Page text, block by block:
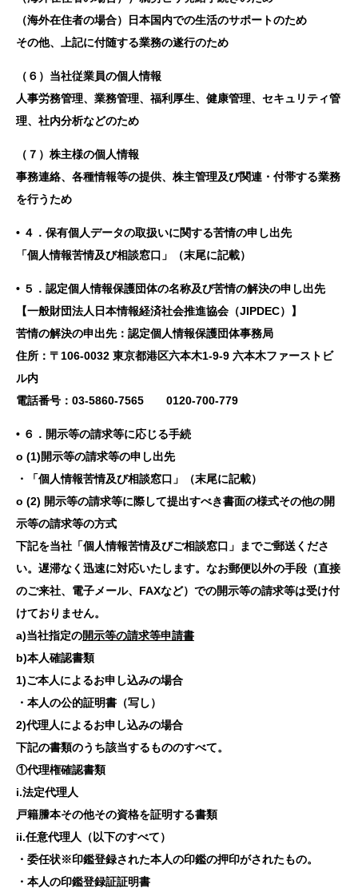
（海外在住者の場合）日本国内での生活のサポートのため
その他、上記に付随する業務の遂行のため
（６）当社従業員の個人情報
人事労務管理、業務管理、福利厚生、健康管理、セキュリティ管
理、社内分析などのため
（７）株主様の個人情報
事務連絡、各種情報等の提供、株主管理及び関連・付帯する業務
を行うため
• ４．保有個人データの取扱いに関する苦情の申し出先
「個人情報苦情及び相談窓口」（末尾に記載）
• ５．認定個人情報保護団体の名称及び苦情の解決の申し出先
【一般財団法人日本情報経済社会推進協会（JIPDEC）】
苦情の解決の申出先：認定個人情報保護団体事務局
住所：〒106-0032 東京都港区六本木1-9-9 六本木ファーストビ
ル内
電話番号：03-5860-7565 0120-700-779
• ６．開示等の請求等に応じる手続
o (1)開示等の請求等の申し出先
・「個人情報苦情及び相談窓口」（末尾に記載）
o (2) 開示等の請求等に際して提出すべき書面の様式その他の開
示等の請求等の方式
下記を当社「個人情報苦情及びご相談窓口」までご郵送くださ
い。遅滞なく迅速に対応いたします。なお郵便以外の手段（直接
のご来社、電子メール、FAXなど）での開示等の請求等は受け付
けておりません。
a)当社指定の開示等の請求等申請書
b)本人確認書類
1)ご本人によるお申し込みの場合
・本人の公的証明書（写し）
2)代理人によるお申し込みの場合
下記の書類のうち該当するもののすべて。
①代理権確認書類
i.法定代理人
戸籍謄本その他その資格を証明する書類
ii.任意代理人（以下のすべて）
・委任状※印鑑登録された本人の印鑑の押印がされたもの。
・本人の印鑑登録証証明書